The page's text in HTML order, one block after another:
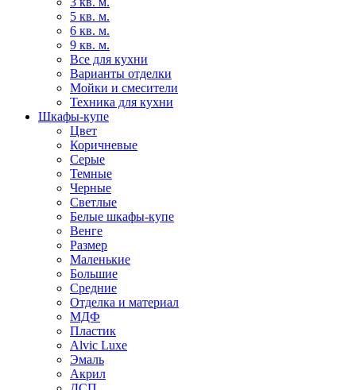
5 кв. м.
6 кв. м.
9 кв. м.
Все для кухни
Варианты отделки
Мойки и смесители
Техника для кухни
Шкафы-купе
Цвет
Коричневые
Серые
Темные
Черные
Светлые
Белые шкафы-купе
Венге
Размер
Маленькие
Большие
Средние
Отделка и материал
МДФ
Пластик
Alvic Luxe
Эмаль
Акрил